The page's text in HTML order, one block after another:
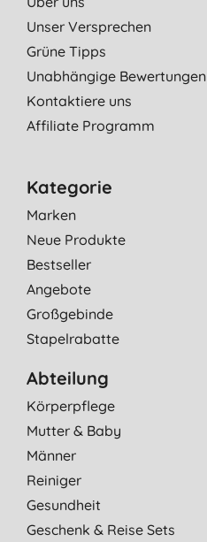
Unser Versprechen
Grüne Tipps
Unabhängige Bewertungen
Kontaktiere uns
Affiliate Programm
Kategorie
Marken
Neue Produkte
Bestseller
Angebote
Großgebinde
Stapelrabatte
Abteilung
Körperpflege
Mutter & Baby
Männer
Reiniger
Gesundheit
Geschenk & Reise Sets